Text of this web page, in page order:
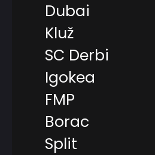
Dubai
Kluž
SC Derbi
Igokea
FMP
Borac
Split